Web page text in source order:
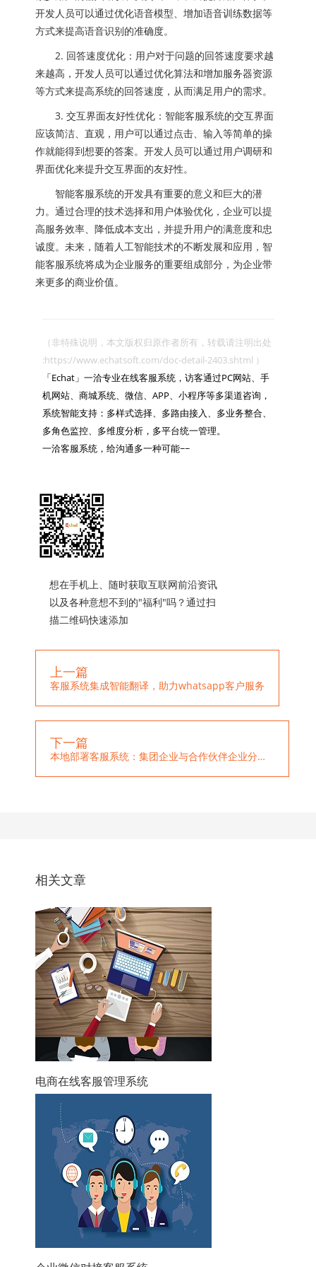
开发人员可以通过优化语音模型、增加语音训练数据等
方式来提高语音识别的准确度。
2. 回答速度优化：用户对于问题的回答速度要求越
来越高，开发人员可以通过优化算法和增加服务器资源
等方式来提高系统的回答速度，从而满足用户的需求。
3. 交互界面友好性优化：智能客服系统的交互界面
应该简洁、直观，用户可以通过点击、输入等简单的操
作就能得到想要的答案。开发人员可以通过用户调研和
界面优化来提升交互界面的友好性。
智能客服系统的开发具有重要的意义和巨大的潜
力。通过合理的技术选择和用户体验优化，企业可以提
高服务效率、降低成本支出，并提升用户的满意度和忠
诚度。未来，随着人工智能技术的不断发展和应用，智
能客服系统将成为企业服务的重要组成部分，为企业带
来更多的商业价值。
（非特殊说明，本文版权归原作者所有，转载请注明出处
:https://www.echatsoft.com/doc-detail-2403.shtml ）
「Echat」一洽专业在线客服系统，访客通过PC网站、手
机网站、商城系统、微信、APP、小程序等多渠道咨询，
系统智能支持：多样式选择、多路由接入、多业务整合、
多角色监控、多维度分析，多平台统一管理。
一洽客服系统，给沟通多一种可能~~
想在手机上、随时获取互联网前沿资讯
以及各种意想不到的"福利"吗？通过扫
描二维码快速添加
上一篇
客服系统集成智能翻译，助力whatsapp客户服务
下一篇
本地部署客服系统：集团企业与合作伙伴企业分销共赢新模式
相关文章
电商在线客服管理系统